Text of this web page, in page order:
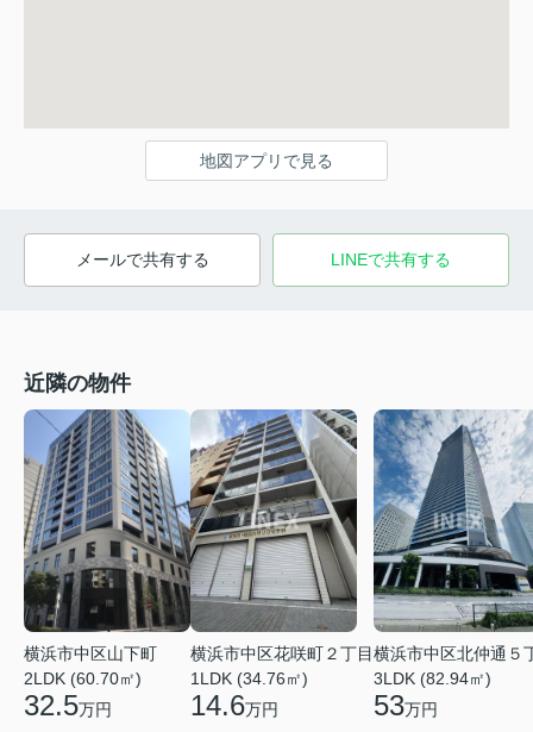
地図アプリで見る
メールで共有する LINEで共有する
近隣の物件
横浜市中区山下町
2LDK (60.70㎡)
32.5万円
横浜市中区花咲町２丁目
1LDK (34.76㎡)
14.6万円
横浜市中区北仲通５
3LDK (82.94㎡)
53万円